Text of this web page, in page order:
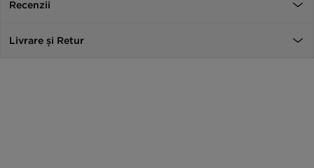
Recenzii
Livrare și Retur